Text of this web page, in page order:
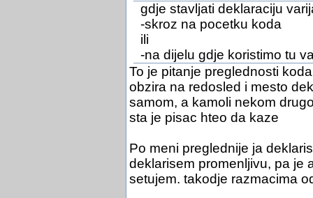
gdje stavljati deklaraciju
-skroz na pocetku koda
ili
-na dijelu gdje koristimo tu
To je pitanje preglednosti
obzira na redosled i mesto
samom, a kamoli nekom
sta je pisac hteo da kaze
Po meni preglednije ja
deklarisem promenljivu, pa je
setujem. takodje razmacima